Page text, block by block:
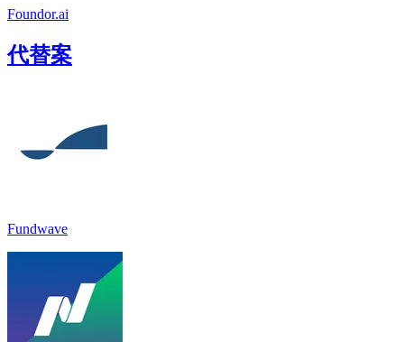
Foundor.ai
代替案
Fundwave